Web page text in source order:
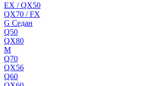
EX / QX50
QX70 / FX
G Cедан
Q50
QX80
M
Q70
QX56
Q60